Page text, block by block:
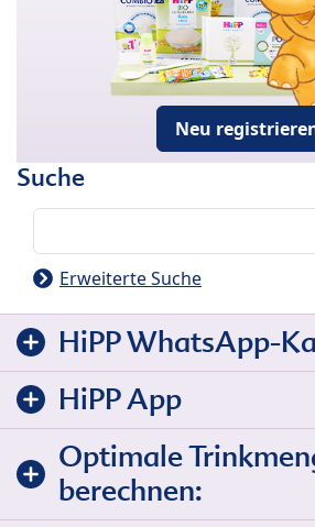
Neu
Suche
Erweiterte Suche
HiPP WhatsApp-
HiPP App
Optimale
berechnen: